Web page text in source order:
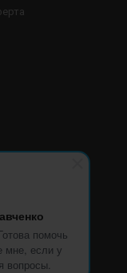
помочь
мне, если у
вопросы.